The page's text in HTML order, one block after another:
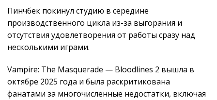
Пинчбек покинул студию в середине
производственного цикла из-за выгорания и
отсутствия удовлетворения от работы сразу над
несколькими играми.
Vampire: The Masquerade — Bloodlines 2 вышла в
октябре 2025 года и была раскритикована
фанатами за многочисленные недостатки, включая